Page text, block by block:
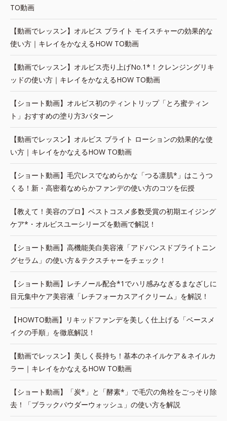
TO動画
【動画でレッスン】オルビス ブライト モイスチャーの効果的な
使い方｜キレイをかなえるHOW TO動画
【動画でレッスン】オルビス売り上げNo.1*！クレンジングリキ
ッドの使い方｜キレイをかなえるHOW TO動画
【ショート動画】オルビス初のティントリップ「とろ蜜ティン
ト」おすすめの塗り方3パターン
【動画でレッスン】オルビス ブライト ローションの効果的な使
い方｜キレイをかなえるHOW TO動画
【ショート動画】毛穴レスでなめらかな「つる凛肌*」はこうつ
くる！新・高密着なめらかファンデの使い方のコツを伝授
【教えて！美容のプロ】ベストコスメ多数受賞の初期エイジング
ケア*・オルビスユーシリーズを動画で解説！
【ショート動画】高機能美白美容液「アドバンスドブライトニン
グセラム」の使い方＆テクスチャーをチェック！
【ショート動画】レチノール配合*1でハリ感みなぎるまなざしに
目元集中ケア美容液「レチフォーカスアイクリーム」を解説！
【HOWTO動画】リキッドファンデを美しく仕上げる「ベースメ
イクの手順」を徹底解説！
【動画でレッスン】美しく長持ち！基本のネイルケア＆ネイルカ
ラー｜キレイをかなえるHOW TO動画
【ショート動画】「炭*」と「酵素*」で毛穴の角栓をごっそり除
去！「ブラックパウダーウォッシュ」の使い方を解説